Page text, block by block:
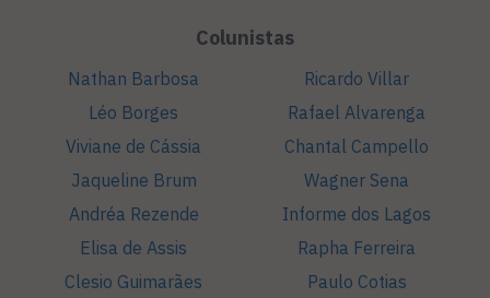
Colunistas
Nathan Barbosa
Léo Borges
Viviane de Cássia
Jaqueline Brum
Andréa Rezende
Elisa de Assis
Clesio Guimarães
Ricardo Villar
Rafael Alvarenga
Chantal Campello
Wagner Sena
Informe dos Lagos
Rapha Ferreira
Paulo Cotias